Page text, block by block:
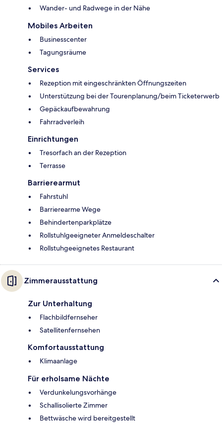
Wander- und Radwege in der Nähe
Mobiles Arbeiten
Businesscenter
Tagungsräume
Services
Rezeption mit eingeschränkten Öffnungszeiten
Unterstützung bei der Tourenplanung/beim Ticketerwerb
Gepäckaufbewahrung
Fahrradverleih
Einrichtungen
Tresorfach an der Rezeption
Terrasse
Barrierearmut
Fahrstuhl
Barrierearme Wege
Behindertenparkplätze
Rollstuhlgeeigneter Anmeldeschalter
Rollstuhgeeignetes Restaurant
Zimmerausstattung
Zur Unterhaltung
Flachbildfernseher
Satellitenfernsehen
Komfortausstattung
Klimaanlage
Für erholsame Nächte
Verdunkelungsvorhänge
Schallisolierte Zimmer
Bettwäsche wird bereitgestellt